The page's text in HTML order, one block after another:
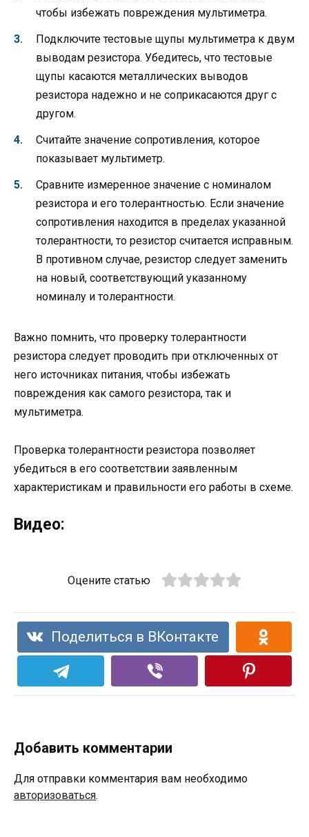
чтобы избежать повреждения мультиметра.
Подключите тестовые щупы мультиметра к двум
выводам резистора. Убедитесь, что тестовые
щупы касаются металлических выводов
резистора надежно и не соприкасаются друг с
другом.
Считайте значение сопротивления, которое
показывает мультиметр.
Сравните измеренное значение с номиналом
резистора и его толерантностью. Если значение
сопротивления находится в пределах указанной
толерантности, то резистор считается исправным.
В противном случае, резистор следует заменить
на новый, соответствующий указанному
номиналу и толерантности.
Важно помнить, что проверку толерантности
резистора следует проводить при отключенных от
него источниках питания, чтобы избежать
повреждения как самого резистора, так и
мультиметра.
Проверка толерантности резистора позволяет
убедиться в его соответствии заявленным
характеристикам и правильности его работы в схеме.
Видео:
Оцените статью
Поделиться в ВКонтакте
Добавить комментарии
Для отправки комментария вам необходимо
авторизоваться.